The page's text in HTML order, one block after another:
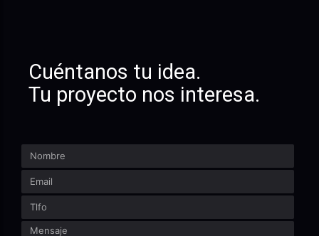
Cuéntanos tu idea.
Tu proyecto nos interesa.